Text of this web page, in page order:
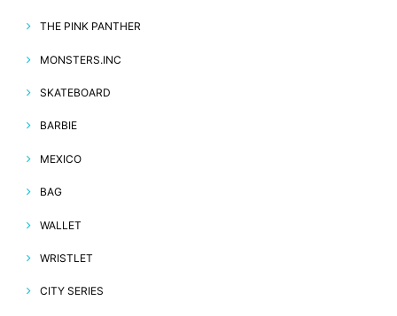
THE PINK PANTHER
MONSTERS.INC
SKATEBOARD
BARBIE
MEXICO
BAG
WALLET
WRISTLET
CITY SERIES